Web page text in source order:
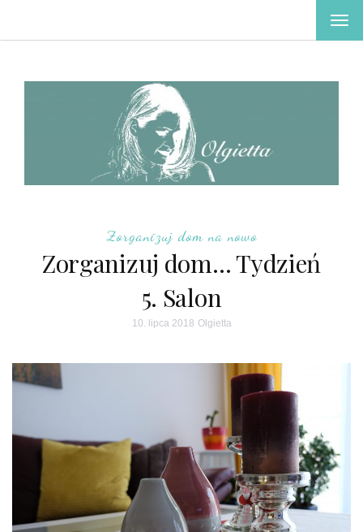
Zorganizuj dom na nowo
Zorganizuj dom… Tydzień
5. Salon
10. lipca 2018 Olgietta